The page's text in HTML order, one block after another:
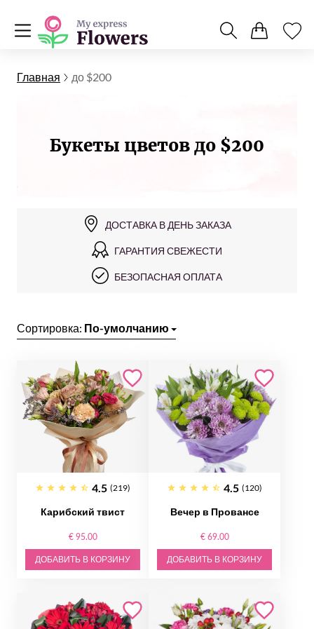
Главная до $200
Букеты цветов до $200
ДОСТАВКА В ДЕНЬ ЗАКАЗА
ГАРАНТИЯ СВЕЖЕСТИ
БЕЗОПАСНАЯ ОПЛАТА
Сортировка: По-умолчанию
4.5 (219)
Карибский твист
€ 95.00
ДОБАВИТЬ В КОРЗИНУ
4.5 (120)
Вечер в Провансе
€ 69.00
ДОБАВИТЬ В КОРЗИНУ